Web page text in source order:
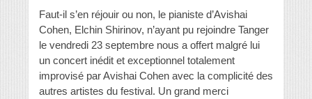
Faut-il s’en réjouir ou non, le pianiste d’Avishai
Cohen, Elchin Shirinov, n’ayant pu rejoindre Tanger
le vendredi 23 septembre nous a offert malgré lui
un concert inédit et exceptionnel totalement
improvisé par Avishai Cohen avec la complicité des
autres artistes du festival. Un grand merci